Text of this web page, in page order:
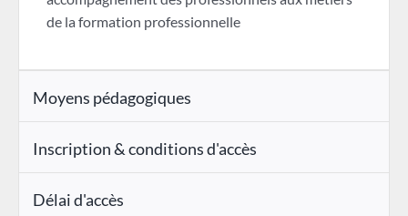
de la formation professionnelle
Moyens pédagogiques
Inscription & conditions d'accès
Délai d'accès